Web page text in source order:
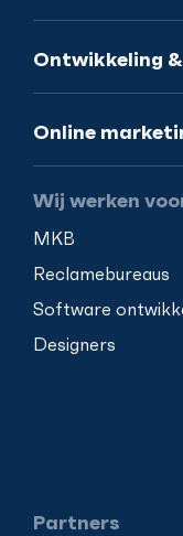
Ontwikkeling
Online
Wij werken
MKB
Reclamebureaus
Software
Designers
Partners